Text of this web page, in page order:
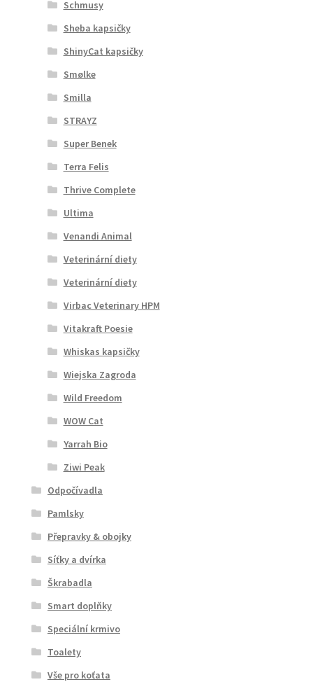
Schmusy
Sheba kapsičky
ShinyCat kapsičky
Smølke
Smilla
STRAYZ
Super Benek
Terra Felis
Thrive Complete
Ultima
Venandi Animal
Veterinární diety
Veterinární diety
Virbac Veterinary HPM
Vitakraft Poesie
Whiskas kapsičky
Wiejska Zagroda
Wild Freedom
WOW Cat
Yarrah Bio
Ziwi Peak
Odpočívadla
Pamlsky
Přepravky & obojky
Síťky a dvírka
Škrabadla
Smart doplňky
Speciální krmivo
Toalety
Vše pro koťata